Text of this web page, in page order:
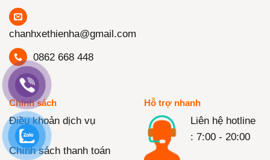
chanhxethienha@gmail.com
0862 668 448
Chính sách
Điều khoản dịch vụ
Chính sách thanh toán
Hỗ trợ nhanh
Liên hệ hotline
: 7:00 - 20:00